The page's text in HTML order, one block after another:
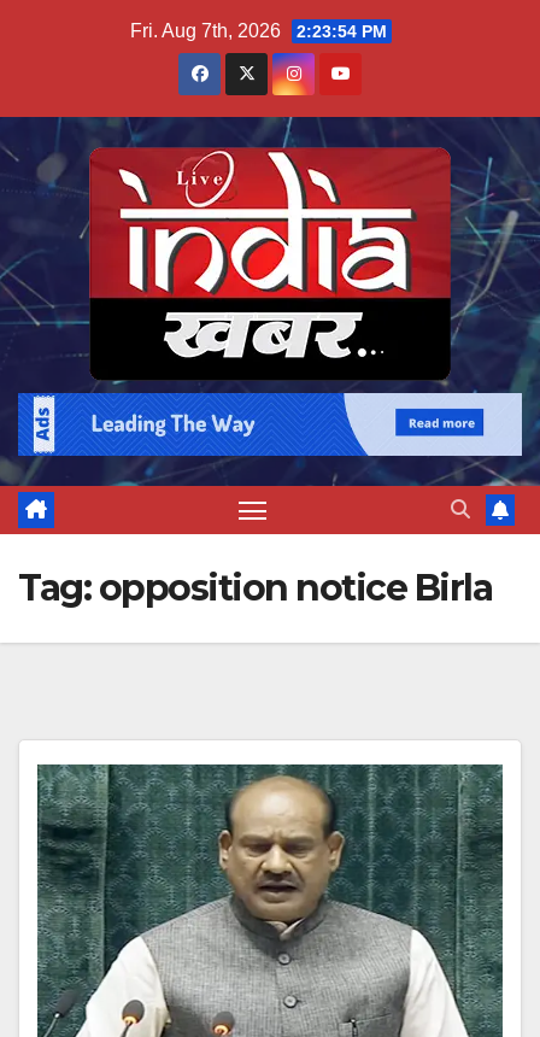
Fri. Aug 7th, 2026 2:23:54 PM
Tag:opposition notice Birla